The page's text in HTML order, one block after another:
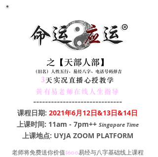
之【天部人部】
（旧名）人性五行、易经八字、电话号码择吉
3天实况直播心授教学
黃有易老师在线人生指导
------------------------------
课程日期: 2021年6月12日&13日&14日
上课时间: 11am - 7pm++ Singapore Time
上课地点: UYJA ZOOM PLATFORM
老师将免费送你价值$600易经与八字基础线上课程